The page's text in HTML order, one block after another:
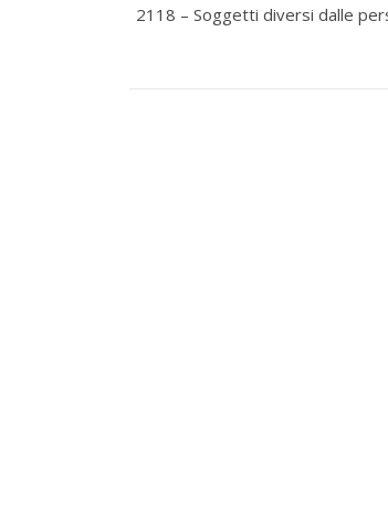
2118 – Soggetti diversi dalle